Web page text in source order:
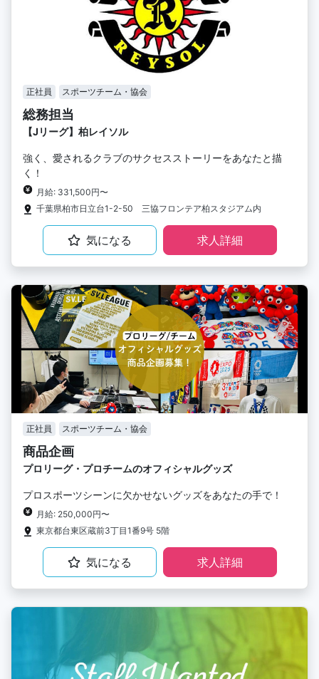
正社員 スポーツチーム・協会
総務担当
【Jリーグ】柏レイソル
強く、愛されるクラブのサクセスストーリーをあなたと描
く！
月給: 331,500円〜
千葉県柏市日立台1-2-50 三協フロンテア柏スタジアム内
気になる 求人詳細
正社員 スポーツチーム・協会
商品企画
プロリーグ・プロチームのオフィシャルグッズ
プロスポーツシーンに欠かせないグッズをあなたの手で！
月給: 250,000円〜
東京都台東区蔵前3丁目1番9号 5階
気になる 求人詳細